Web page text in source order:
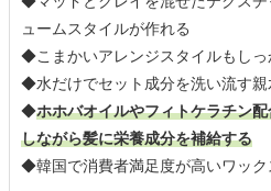
ュームスタイルが作れる
◆こまかいアレンジスタイルもしっ
◆水だけでセット成分を洗い流す親
◆ホホバオイルやフィトケラチン
しながら髪に栄養成分を補給する
◆韓国で消費者満足度が高いワック